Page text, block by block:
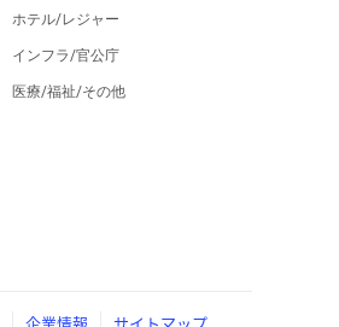
ホテル/レジャー
インフラ/官公庁
医療/福祉/その他